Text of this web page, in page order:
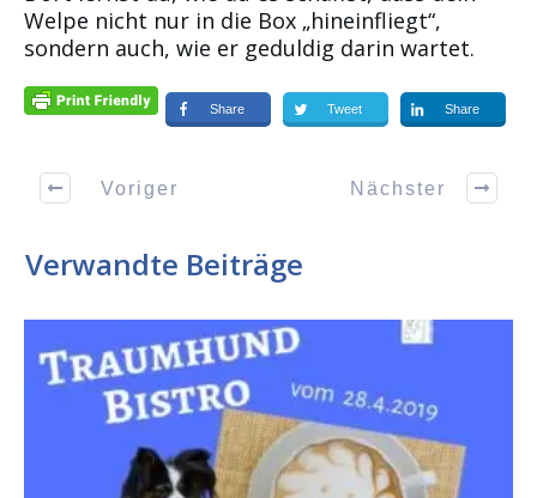
Welpe nicht nur in die Box „hineinfliegt“,
sondern auch, wie er geduldig darin wartet.
Share Tweet Share
Voriger Nächster
Verwandte Beiträge